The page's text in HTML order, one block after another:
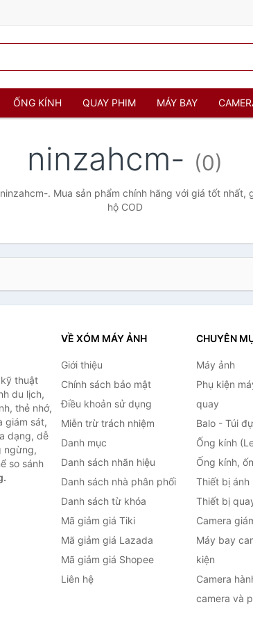
ỐNG KÍNH QUAY PHIM MÁY BAY
ninzahcm- (0)
. Mua sản phẩm chính hãng với giá tốt nhất,
hộ COD
thuật
du lịch,
thẻ nhớ,
giám sát,
dạng, dễ
ngừng,
so sánh
VỀ XÓM MÁY ẢNH
Giới thiệu
Chính sách bảo mật
Điều khoản sử dụng
Miễn trừ trách nhiệm
Danh mục
Danh sách nhãn hiệu
Danh sách nhà phân phối
Danh sách từ khóa
Mã giảm giá Tiki
Mã giảm giá Lazada
Mã giảm giá Shopee
Liên hệ
CHUYÊN
Máy ảnh
Phụ kiện
quay
Balo - Túi
Ống kính
Ống kính,
Thiết bị ánh
Thiết bị
Camera
Máy bay
kiện
Camera
camera và